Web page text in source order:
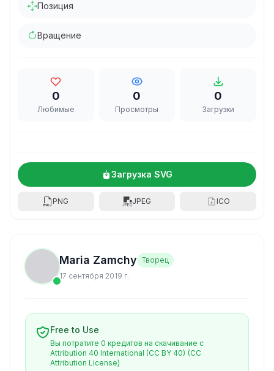
Позиция
Вращение
0
Любимые
0
Просмотры
0
Загрузки
Загрузка SVG
PNG JPEG ICO
Maria Zamchy Творец
17 сентября 2019 г.
Free to Use
Вы потратите 0 кредитов на скачивание с
Attribution 40 International (CC BY 40) (CC
Attribution License)